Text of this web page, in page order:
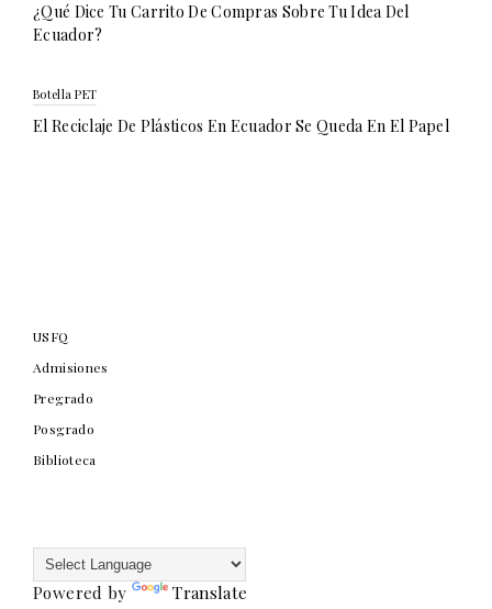
¿Qué Dice Tu Carrito De Compras Sobre Tu Idea Del
Ecuador?
Botella PET
El Reciclaje De Plásticos En Ecuador Se Queda En El Papel
USFQ
Admisiones
Pregrado
Posgrado
Biblioteca
Powered by Translate